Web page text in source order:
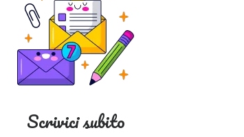
Scrivici subito